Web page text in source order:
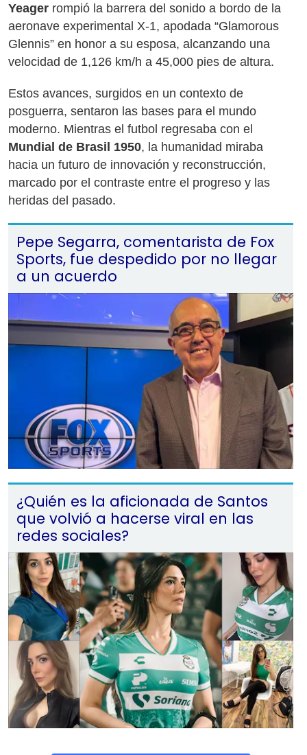
Yeager rompió la barrera del sonido a bordo de la
aeronave experimental X-1, apodada “Glamorous
Glennis” en honor a su esposa, alcanzando una
velocidad de 1,126 km/h a 45,000 pies de altura.
Estos avances, surgidos en un contexto de
posguerra, sentaron las bases para el mundo
moderno. Mientras el futbol regresaba con el
Mundial de Brasil 1950, la humanidad miraba
hacia un futuro de innovación y reconstrucción,
marcado por el contraste entre el progreso y las
heridas del pasado.
Pepe Segarra, comentarista de Fox
Sports, fue despedido por no llegar
a un acuerdo
¿Quién es la aficionada de Santos
que volvió a hacerse viral en las
redes sociales?